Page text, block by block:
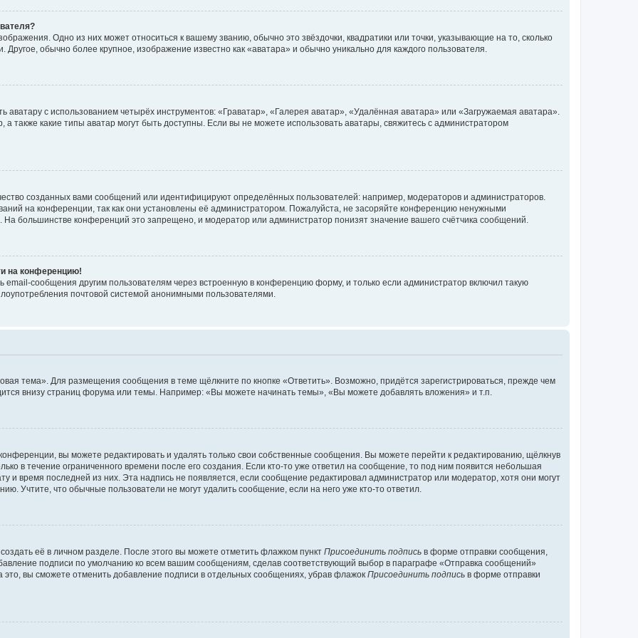
Одно из них может относиться к вашему званию, обычно это звёздочки, квадратики или точки, указывающие на то, сколько
обычно более крупное, изображение известно как «аватара» и обычно уникально для каждого пользователя.
с использованием четырёх инструментов: «Граватар», «Галерея аватар», «Удалённая аватара» или «Загружаемая аватара».
также какие типы аватар могут быть доступны. Если вы не можете использовать аватары, свяжитесь с администратором
созданных вами сообщений или идентифицируют определённых пользователей: например, модераторов и администраторов.
на конференции, так как они установлены её администратором. Пожалуйста, не засоряйте конференцию ненужными
На большинстве конференций это запрещено, и модератор или администратор понизят значение вашего счётчика сообщений.
на конференцию!
email-сообщения другим пользователям через встроенную в конференцию форму, и только если администратор включил такую
почтовой системой анонимными пользователями.
тема». Для размещения сообщения в теме щёлкните по кнопке «Ответить». Возможно, придётся зарегистрироваться, прежде чем
внизу страниц форума или темы. Например: «Вы можете начинать темы», «Вы можете добавлять вложения» и т.п.
вы можете редактировать и удалять только свои собственные сообщения. Вы можете перейти к редактированию, щёлкнув
в течение ограниченного времени после его создания. Если кто-то уже ответил на сообщение, то под ним появится небольшая
и время последней из них. Эта надпись не появляется, если сообщение редактировал администратор или модератор, хотя они могут
Учтите, что обычные пользователи не могут удалить сообщение, если на него уже кто-то ответил.
её в личном разделе. После этого вы можете отметить флажком пункт Присоединить подпись в форме отправки сообщения,
подписи по умолчанию ко всем вашим сообщениям, сделав соответствующий выбор в параграфе «Отправка сообщений»
вы сможете отменить добавление подписи в отдельных сообщениях, убрав флажок Присоединить подпись в форме отправки